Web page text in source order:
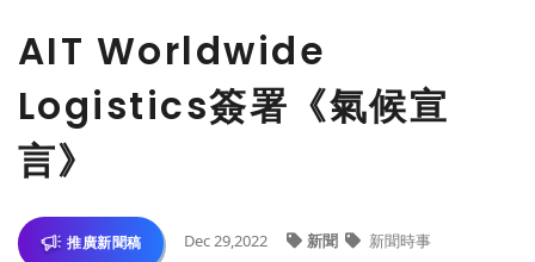
AIT Worldwide
Logistics簽署《氣候宣
言》
推廣新聞稿 Dec 29,2022 新聞 新聞時事